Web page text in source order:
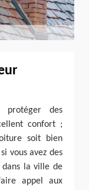
des
confort ;
soit bien
vous avez des
la ville de
appel aux